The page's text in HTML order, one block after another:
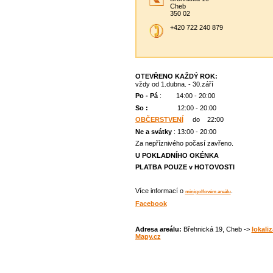
Cheb
350 02
+420 722 240 879
OTEVŘENO KAŽDÝ ROK:
vždy od 1.dubna. - 30.září
Po - Pá : 14:00 - 20:00
So :
12:00 - 20:00
OBČERSTVENÍ
do 22:00
Ne a svátky : 13:00 - 20:00
Za nepříznivého počasí zavřeno.
U POKLADNÍHO OKÉNKA
PLATBA POUZE v HOTOVOSTI
Více informací o minigolfovém areálu.
Facebook
Adresa areálu: Břehnická 19, Cheb ->
Mapy.cz